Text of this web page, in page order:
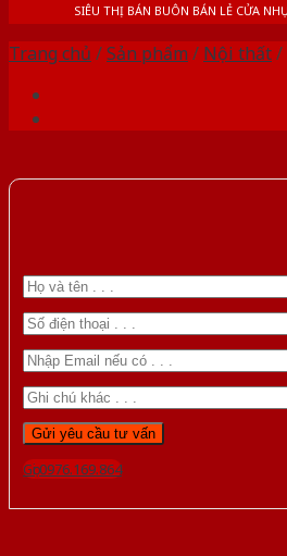
SIÊU THỊ BÁN BUÔN BÁN LẺ CỬA
Trang chủ /Sản phẩm / Nội thất/
Gọi 0976.169.864